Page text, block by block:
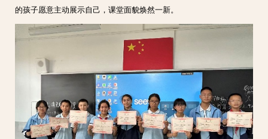
的孩子愿意主动展示自己，课堂面貌焕然一新。